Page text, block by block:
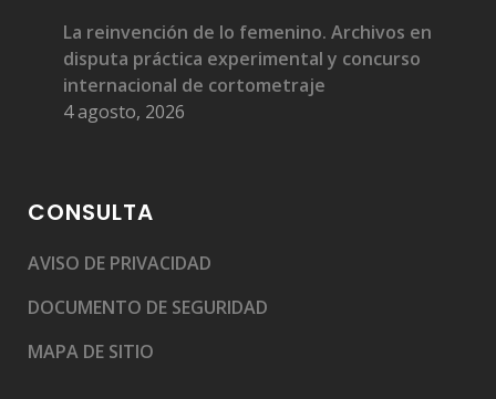
La reinvención de lo femenino. Archivos en
disputa práctica experimental y concurso
internacional de cortometraje
4 agosto, 2026
CONSULTA
AVISO DE PRIVACIDAD
DOCUMENTO DE SEGURIDAD
MAPA DE SITIO